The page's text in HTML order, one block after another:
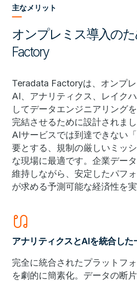
主なメリット
オンプレミス導入のた
Factory
Teradata Factoryは、オンプ
AI、アナリティクス、レイク
してデータエンジニアリング
完結させるために設計されま
AIサービスでは到達できない
要とする、規制の厳しいミッ
な現場に最適です。企業デー
維持しながら、安定したパフ
が求める予測可能な経済性を実
earbuds
アナリティクスとAIを統合した
完全に統合されたプラットフ
を劇的に簡素化。データの断